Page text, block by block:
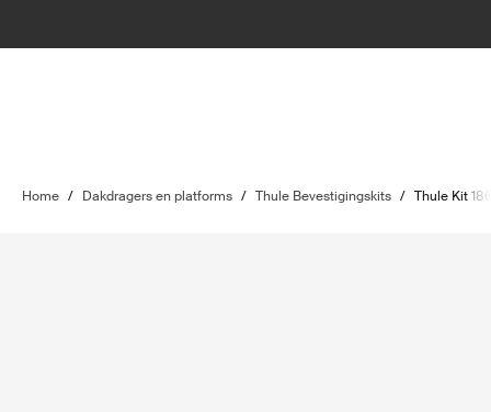
Home / Dakdragers en platforms / Thule Bevestigingskits / Thule Kit